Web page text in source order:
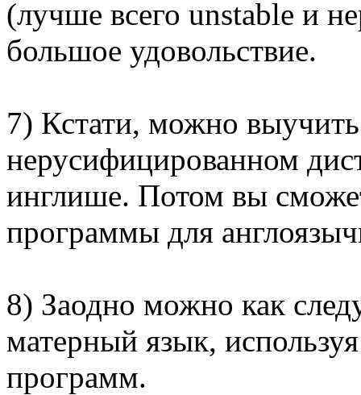
(лучше всего unstable и
большое удовольствие.
7) Кстати, можно
нерусифицированном
инглише. Потом вы
программы для
8) Заодно можно как
матерный язык,
программ.